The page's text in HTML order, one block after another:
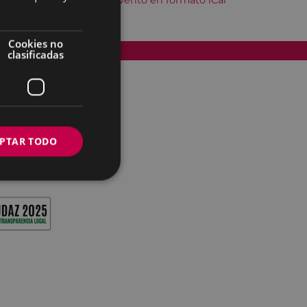
Accesibilidad
Cookies no
clasificadas
TODO